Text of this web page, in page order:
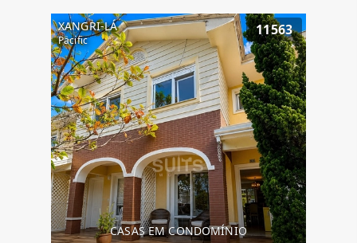
XANGRI-LÁ
Pacific
11563
CASAS EM CONDOMÍNIO